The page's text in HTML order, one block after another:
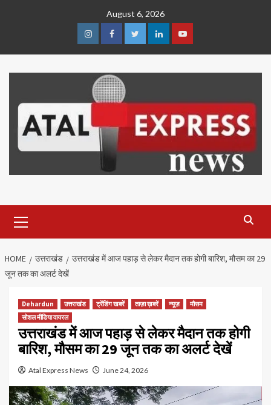
August 6, 2026
InstagramFacebookTwitterLinkedinYoutube
Menu
HOME उत्तराखंड
उत्तराखंड में आज पहाड़ से लेकर मैदान तक होगी बारिश, मौसम का 29
जून तक का अलर्ट देखें
Dehardun उत्तराखंड ट्रेंडिंग खबरें ताज़ा ख़बरें न्यूज़
मौसम
सोशल मीडिया वायरल
उत्तराखंड में आज पहाड़ से लेकर मैदान तक होगी
बारिश, मौसम का 29 जून तक का अलर्ट देखें
Atal Express News June 24, 2026